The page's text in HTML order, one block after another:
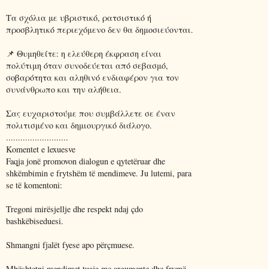
Τα σχόλια με υβριστικό, ρατσιστικό ή
προσβλητικό περιεχόμενο δεν θα δημοσιεύονται.
📌 Θυμηθείτε: η ελεύθερη έκφραση είναι
πολύτιμη όταν συνοδεύεται από σεβασμό,
σοβαρότητα και αληθινό ενδιαφέρον για τον
συνάνθρωπο και την αλήθεια.
Σας ευχαριστούμε που συμβάλλετε σε έναν
πολιτισμένο και δημιουργικό διάλογο.
..........................
Komentet e lexuesve
Faqja jonë promovon dialogun e qytetëruar dhe
shkëmbimin e frytshëm të mendimeve. Ju lutemi, para
se të komentoni:
Tregoni mirësjellje dhe respekt ndaj çdo
bashkëbiseduesi.
Shmangni fjalët fyese apo përçmuese.